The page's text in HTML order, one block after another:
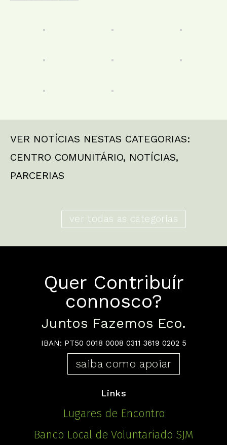
VER NOTÍCIAS NESTAS CATEGORIAS:
CENTRO COMUNITÁRIO, NOTÍCIAS,
PARCERIAS
ver todas as categorias
Quer Contribuír
connosco?
Juntos Fazemos Eco.
IBAN: PT50 0018 0008 0311 3619 0202 5
saiba como apoiar
Links
Lugares de Encontro
Banco Local de Voluntariado SJM